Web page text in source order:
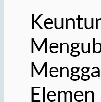
Elemen